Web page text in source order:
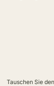
Tauschen Sie